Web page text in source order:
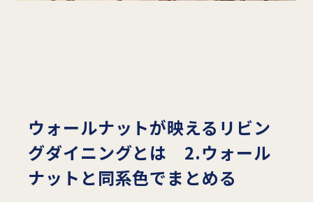
ウォールナットが映えるリビン
グダイニングとは 2.ウォール
ナットと同系色でまとめる